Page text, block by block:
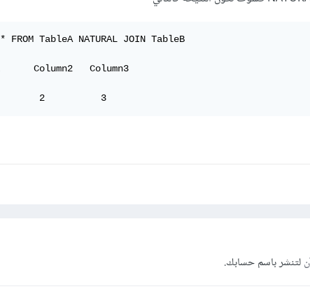
* FROM TableA NATURAL JOIN TableB
Column2   Column3
2          3
لتنشر باسم حسابك.